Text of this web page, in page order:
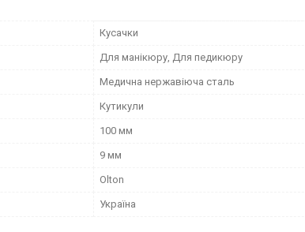
Кусачки
Для манікюру, Для педикюру
Медична нержавіюча сталь
Кутикули
100 мм
9 мм
Olton
Україна